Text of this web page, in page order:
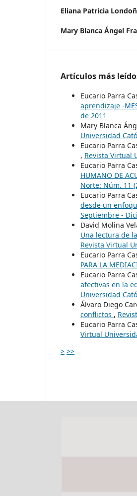
Eliana Patricia
Mary Blanca Ángel
Artículos más
Eucario Parra
aprendizaje -
de 2011
Mary Blanca
Universidad
Eucario Parra
, Revista Virtual
Eucario Parra
HUMANO DE
Norte: Núm. 11
Eucario Parra
desde un
Septiembre -
David Molina
Una lectura de
Revista Virtual
Eucario Parra
PARA LA
Eucario Parra
afectivas en la
Universidad
Álvaro Diego
conflictos ,
Eucario Parra
Virtual
> >>